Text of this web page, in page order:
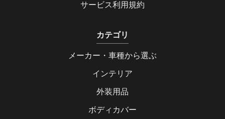
サービス利用規約
カテゴリ
メーカー・車種から選ぶ
インテリア
外装用品
ボディカバー